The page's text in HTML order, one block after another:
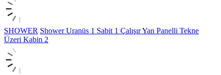
SHOWER Shower Uranüs 1 Sabit 1 Çalışır Yan Panelli Tekne
Üzeri Kabin 2